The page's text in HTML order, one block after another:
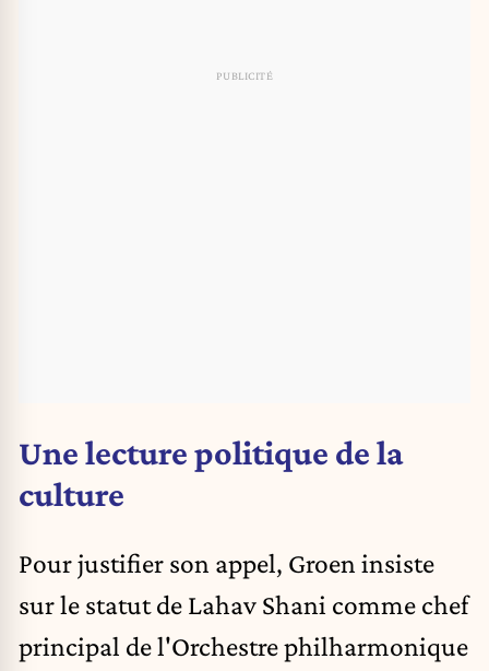
Une lecture politique de la
culture
Pour justifier son appel, Groen insiste
sur le statut de Lahav Shani comme chef
principal de l'Orchestre philharmonique